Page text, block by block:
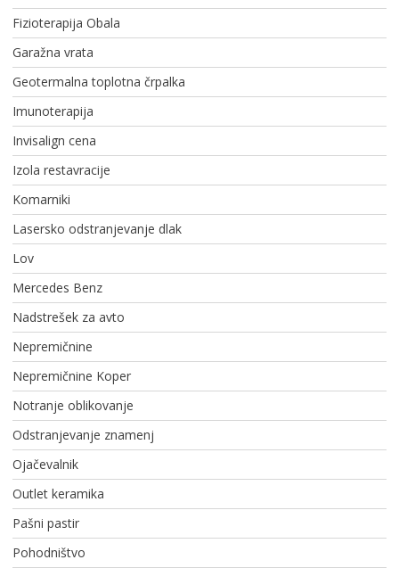
Fizioterapija Obala
Garažna vrata
Geotermalna toplotna črpalka
Imunoterapija
Invisalign cena
Izola restavracije
Komarniki
Lasersko odstranjevanje dlak
Lov
Mercedes Benz
Nadstrešek za avto
Nepremičnine
Nepremičnine Koper
Notranje oblikovanje
Odstranjevanje znamenj
Ojačevalnik
Outlet keramika
Pašni pastir
Pohodništvo